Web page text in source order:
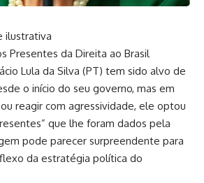
ilustrativa
Presentes da Direita ao Brasil
Lula da Silva (PT) tem sido alvo de
o início do seu governo, mas em
reagir com agressividade, ele optou
que lhe foram dados pela
pode parecer surpreendente para
da estratégia política do